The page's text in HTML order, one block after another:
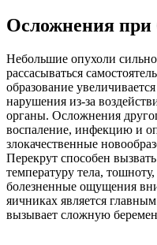
Осложнения при
Небольшие опухоли
рассасываться
образование
нарушения из-за
органы. Осложнения
воспаление, инфекцию и
злокачественные
Перекрут способен
температуру тела,
болезненные ощущения
яичниках является
вызывает сложную